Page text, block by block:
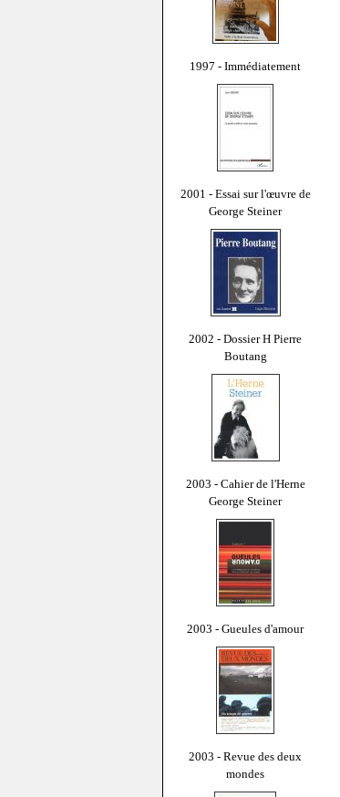
1997 - Immédiatement
2001 - Essai sur l'œuvre de
George Steiner
2002 - Dossier H Pierre
Boutang
2003 - Cahier de l'Herne
George Steiner
2003 - Gueules d'amour
2003 - Revue des deux
mondes